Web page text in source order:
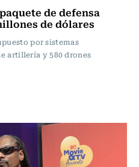
de defensa
de dólares
por sistemas
artillería y 580 drones